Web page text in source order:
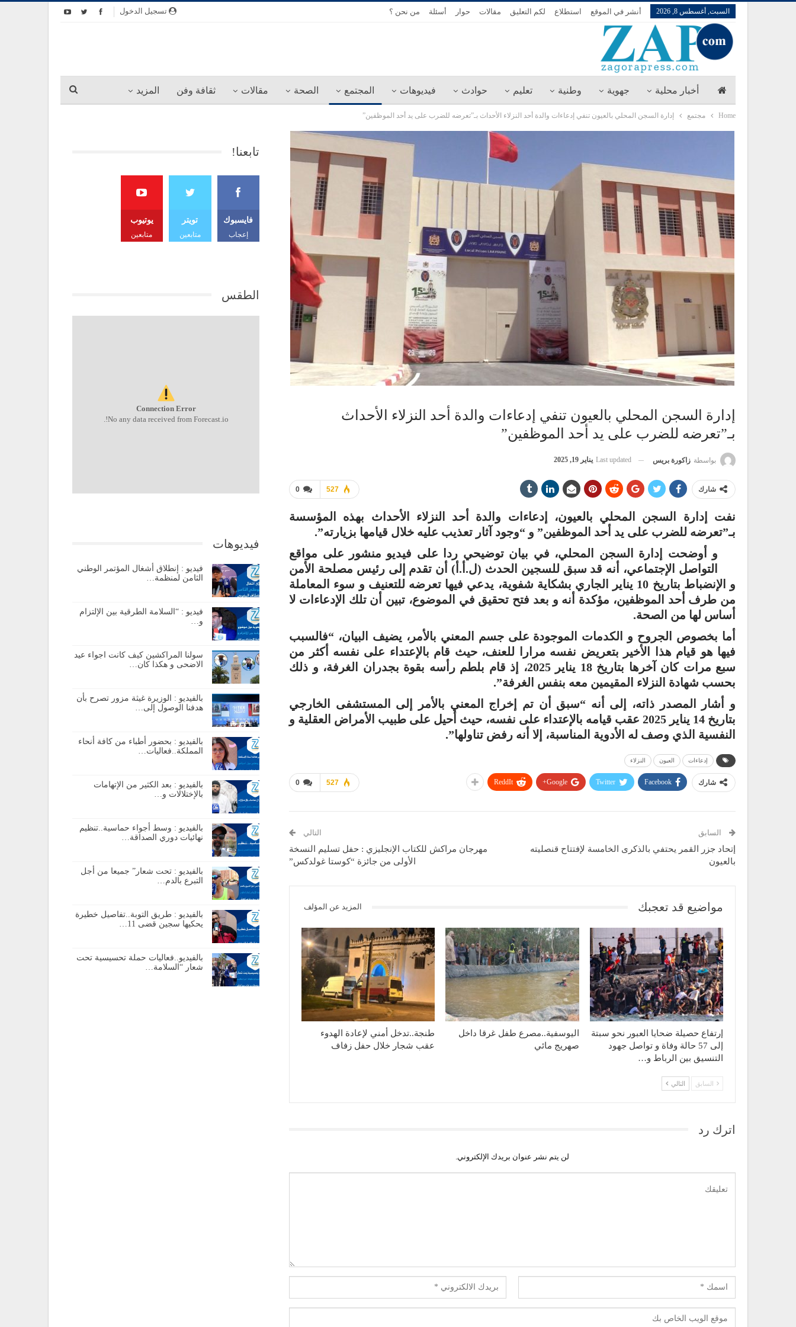
تسجيل الدخول السبت, أغسطس 8, 2026 أنشر في الموقع استطلاع لكم التعليق مقالات حوار أسئلة من نحن ؟
أخبار محلية جهوية وطنية تعليم حوادث فيديوهات المجتمع الصحة مقالات ثقافة وفن المزيد
Home مجتمع إدارة السجن المحلي بالعيون تنفي إدعاءات والدة أحد النزلاء الأحداث بـ”تعرضه للضرب على يد أحد الموظفين”
إدارة السجن المحلي بالعيون تنفي إدعاءات والدة أحد النزلاء الأحداث
بـ”تعرضه للضرب على يد أحد الموظفين”
بواسطة زاكورة بريس Last updated يناير 19, 2025
0 527 شارك
نفت إدارة السجن المحلي بالعيون، إدعاءات والدة أحد النزلاء الأحداث بهذه المؤسسة
بـ”تعرضه للضرب على يد أحد الموظفين” و “وجود آثار تعذيب عليه خلال قيامها بزيارته”.
و أوضحت إدارة السجن المحلي، في بيان توضيحي ردا على فيديو منشور على مواقع
التواصل الإجتماعي، أنه قد سبق للسجين الحدث (ل.أ.أ) أن تقدم إلى رئيس مصلحة الأمن
و الإنضباط بتاريخ 10 يناير الجاري بشكاية شفوية، يدعي فيها تعرضه للتعنيف و سوء المعاملة
من طرف أحد الموظفين، مؤكدة أنه و بعد فتح تحقيق في الموضوع، تبين أن تلك الإدعاءات لا
أساس لها من الصحة.
أما بخصوص الجروح و الكدمات الموجودة على جسم المعني بالأمر، يضيف البيان، “فالسبب
فيها هو قيام هذا الأخير بتعريض نفسه مرارا للعنف، حيث قام بالإعتداء على نفسه أكثر من
سبع مرات كان آخرها بتاريخ 18 يناير 2025، إذ قام بلطم رأسه بقوة بجدران الغرفة، و ذلك
بحسب شهادة النزلاء المقيمين معه بنفس الغرفة”.
و أشار المصدر ذاته، إلى أنه “سبق أن تم إخراج المعني بالأمر إلى المستشفى الخارجي
بتاريخ 14 يناير 2025 عقب قيامه بالإعتداء على نفسه، حيث أحيل على طبيب الأمراض العقلية و
النفسية الذي وصف له الأدوية المناسبة، إلا أنه رفض تناولها”.
إدعاءات العيون النزلاء
0 527 شارك Facebook
Twitter
Google+
ReddIt
السابق
إتحاد جزر القمر يحتفي بالذكرى الخامسة لإفتتاح قنصليته
بالعيون
التالي
مهرجان مراكش للكتاب الإنجليزي : حفل تسليم النسخة
الأولى من جائزة “كوستا غولدكس”
مواضيع قد تعجبك المزيد عن المؤلف
إرتفاع حصيلة ضحايا العبور نحو سبتة
إلى 57 حالة وفاة و تواصل جهود
التنسيق بين الرباط و…
اليوسفية..مصرع طفل غرقا داخل
صهريج مائي
طنجة..تدخل أمني لإعادة الهدوء
عقب شجار خلال حفل زفاف
السابق التالي
اترك رد
لن يتم نشر عنوان بريدك الإلكتروني.
تابعنا!
فايسبوك
إعجاب
تويتر
متابعين
يوتيوب
متابعين
الطقس
Connection Error
No any data received from Forecast.io!.
فيديوهات
فيديو : إنطلاق أشغال المؤتمر الوطني
الثامن لمنظمة…
فيديو : “السلامة الطرقية بين الإلتزام
و…
سولنا المراكشين كيف كانت اجواء عيد
الاضحى و هكذا كان…
بالفيديو : الوزيرة غيثة مزور تصرح بأن
هدفنا الوصول إلى…
بالفيديو : بحضور أطباء من كافة أنحاء
المملكة..فعاليات…
بالفيديو : بعد الكثير من الإتهامات
بالإختلالات و…
بالفيديو : وسط أجواء حماسية..تنظيم
نهائيات دوري الصداقة…
بالفيديو : تحت شعار” جميعا من أجل
التبرع بالدم…
بالفيديو : طريق التوبة..تفاصيل خطيرة
يحكيها سجين قضى 11…
بالفيديو..فعاليات حملة تحسيسية تحت
شعار “السلامة…